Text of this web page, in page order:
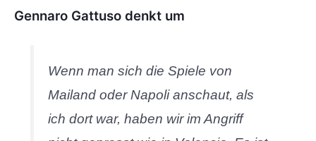
Gennaro Gattuso denkt um
Wenn man sich die Spiele von
Mailand oder Napoli anschaut, als
ich dort war, haben wir im Angriff